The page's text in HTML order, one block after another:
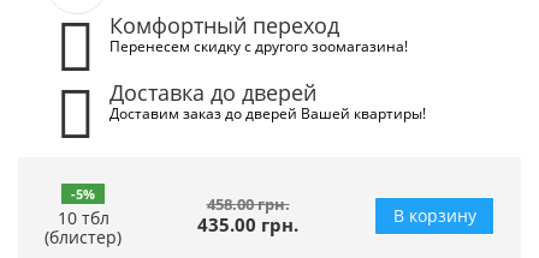
Комфортный переход
Перенесем скидку с другого зоомагазина!
Доставка до дверей
Доставим заказ до дверей Вашей квартиры!
-5%
10 тбл
(блистер)
458.00 грн.
435.00 грн. В корзину